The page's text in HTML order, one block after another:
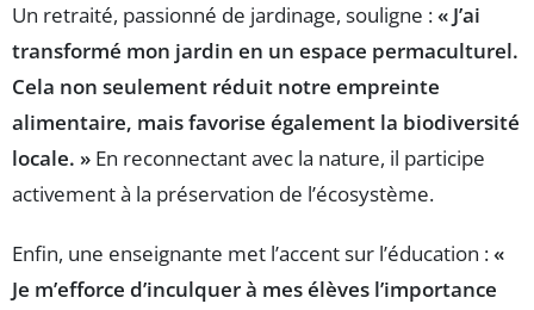
Un retraité, passionné de jardinage, souligne :« J’ai
transformé mon jardin en un espace permaculturel.
Cela non seulement réduit notre empreinte
alimentaire, mais favorise également la biodiversité
locale. » En reconnectant avec la nature, il participe
activement à la préservation de l’écosystème.
Enfin, une enseignante met l’accent sur l’éducation :«
Je m’efforce d’inculquer à mes élèves l’importance